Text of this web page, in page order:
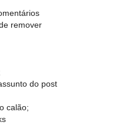
remover
do post
calão;